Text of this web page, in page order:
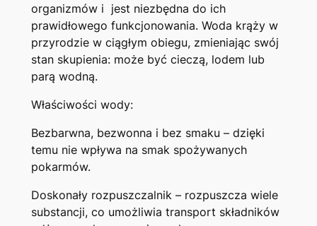
organizmów i jest niezbędna do ich
prawidłowego funkcjonowania. Woda krąży w
przyrodzie w ciągłym obiegu, zmieniając swój
stan skupienia: może być cieczą, lodem lub
parą wodną.
Właściwości wody:
Bezbarwna, bezwonna i bez smaku – dzięki
temu nie wpływa na smak spożywanych
pokarmów.
Doskonały rozpuszczalnik – rozpuszcza wiele
substancji, co umożliwia transport składników